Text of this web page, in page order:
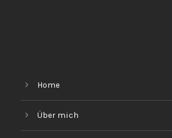
Home
Über mich